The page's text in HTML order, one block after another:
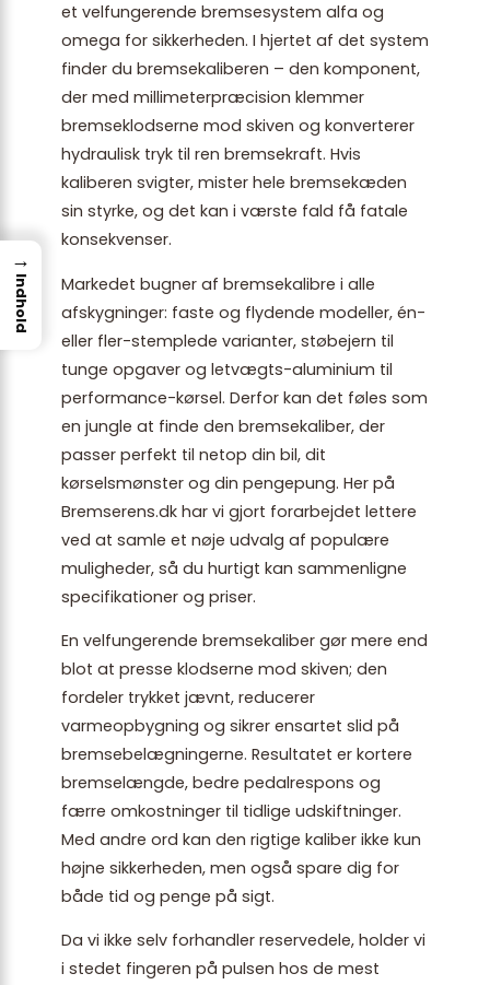
et velfungerende bremsesystem alfa og
omega for sikkerheden. I hjertet af det system
finder du bremsekaliberen – den komponent,
der med millimeterpræcision klemmer
bremseklodserne mod skiven og konverterer
hydraulisk tryk til ren bremsekraft. Hvis
kaliberen svigter, mister hele bremsekæden
sin styrke, og det kan i værste fald få fatale
konsekvenser.
Markedet bugner af bremsekalibre i alle
afskygninger: faste og flydende modeller, én-
eller fler-stemplede varianter, støbejern til
tunge opgaver og letvægts-aluminium til
performance-kørsel. Derfor kan det føles som
en jungle at finde den bremsekaliber, der
passer perfekt til netop din bil, dit
kørselsmønster og din pengepung. Her på
Bremserens.dk har vi gjort forarbejdet lettere
ved at samle et nøje udvalg af populære
muligheder, så du hurtigt kan sammenligne
specifikationer og priser.
En velfungerende bremsekaliber gør mere end
blot at presse klodserne mod skiven; den
fordeler trykket jævnt, reducerer
varmeopbygning og sikrer ensartet slid på
bremsebelægningerne. Resultatet er kortere
bremselængde, bedre pedalrespons og
færre omkostninger til tidlige udskiftninger.
Med andre ord kan den rigtige kaliber ikke kun
højne sikkerheden, men også spare dig for
både tid og penge på sigt.
Da vi ikke selv forhandler reservedele, holder vi
i stedet fingeren på pulsen hos de mest
→
Indhold